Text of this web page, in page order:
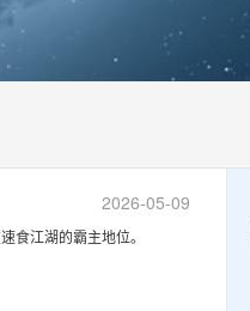
2026-05-09
食江湖的霸主地位。